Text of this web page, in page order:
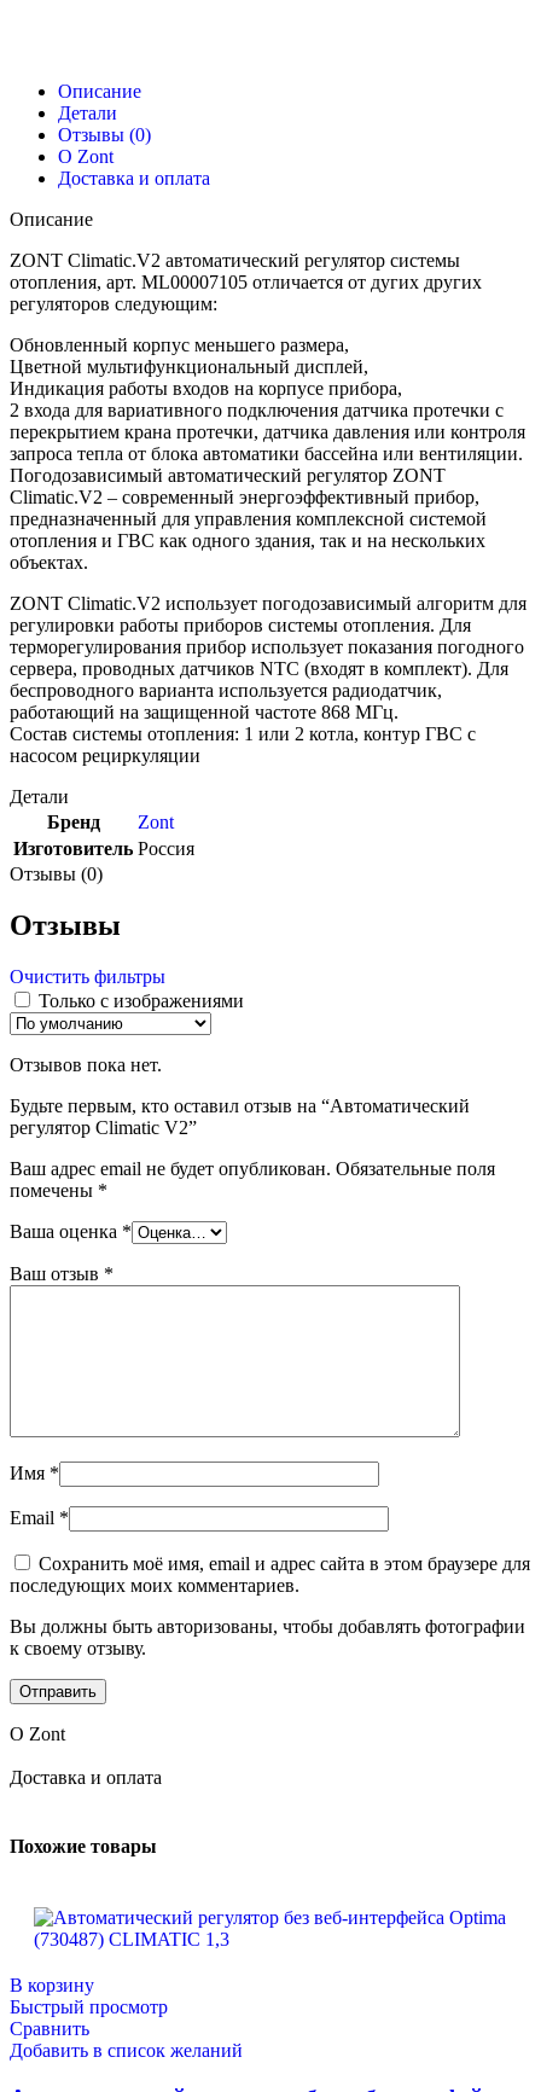
Описание
Детали
Отзывы (0)
О Zont
Доставка и оплата
Описание
ZONT Climatic.V2 автоматический регулятор системы
отопления, арт. ML00007105 отличается от дугих других
регуляторов следующим:
Обновленный корпус меньшего размера,
Цветной мультифункциональный дисплей,
Индикация работы входов на корпусе прибора,
2 входа для вариативного подключения датчика протечки с
перекрытием крана протечки, датчика давления или контроля
запроса тепла от блока автоматики бассейна или вентиляции.
Погодозависимый автоматический регулятор ZONT
Climatic.V2 – современный энергоэффективный прибор,
предназначенный для управления комплексной системой
отопления и ГВС как одного здания, так и на нескольких
объектах.
ZONT Climatic.V2 использует погодозависимый алгоритм для
регулировки работы приборов системы отопления. Для
терморегулирования прибор использует показания погодного
сервера, проводных датчиков NTC (входят в комплект). Для
беспроводного варианта используется радиодатчик,
работающий на защищенной частоте 868 МГц.
Состав системы отопления: 1 или 2 котла, контур ГВС с
насосом рециркуляции
Детали
Бренд
Zont
Изготовитель Россия
Отзывы (0)
Отзывы
Очистить фильтры
Только с изображениями
Отзывов пока нет.
Будьте первым, кто оставил отзыв на “Автоматический
регулятор Climatic V2”
Ваш адрес email не будет опубликован. Обязательные поля
помечены *
Ваша оценка *
Ваш отзыв *
Имя *
Email *
Сохранить моё имя, email и адрес сайта в этом браузере для
последующих моих комментариев.
Вы должны быть авторизованы, чтобы добавлять фотографии
к своему отзыву.
О Zont
Доставка и оплата
Похожие товары
В корзину
Быстрый просмотр
Сравнить
Добавить в список желаний